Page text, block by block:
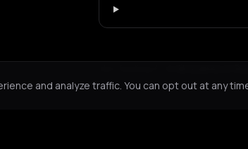
and analyze traffic. You can opt out at any